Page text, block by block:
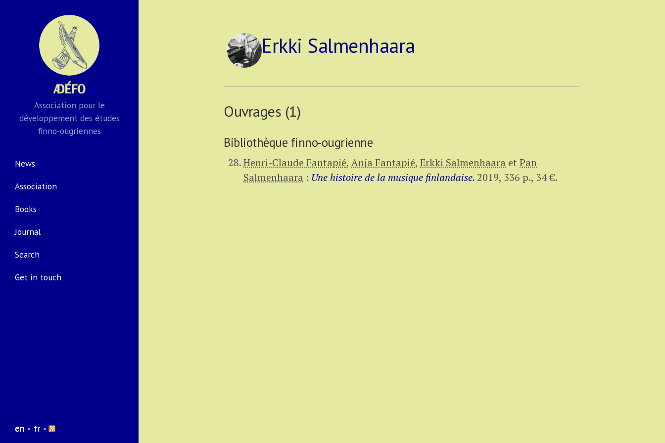
Association pour le
développement des études
finno-ougriennes
News
Association
Books
Journal
Search
Get in touch
en • fr •
Erkki Salmenhaara
Ouvrages (1)
Bibliothèque finno-ougrienne
Henri-Claude Fantapié, Anja Fantapié, Erkki Salmenhaara et Pan
Salmenhaara : Une histoire de la musique finlandaise. 2019, 336 p., 34 €.